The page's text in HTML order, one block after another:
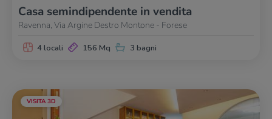
Casa semindipendente in vendita
Ravenna, Via Argine Destro Montone - Forese
4 locali 156 Mq 3 bagni
VISITA 3D